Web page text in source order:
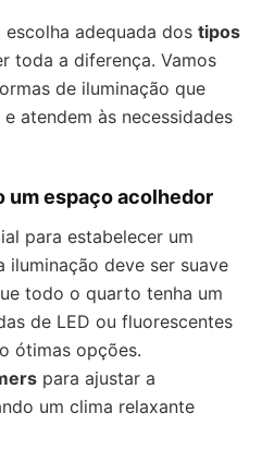
adequada dos tipos
toda a diferença. Vamos
de iluminação que
atendem às necessidades
um espaço acolhedor
para estabelecer um
iluminação deve ser suave
todo o quarto tenha um
de LED ou fluorescentes
ótimas opções.
para ajustar a
um clima relaxante